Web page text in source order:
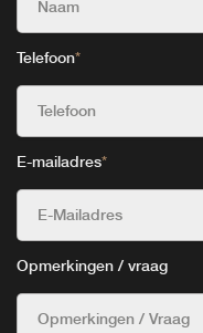
Telefoon*
E-mailadres*
Opmerkingen / vraag